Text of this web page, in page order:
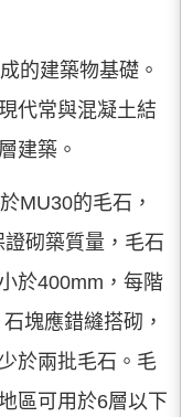
的建築物基礎。
代常與混凝土結
建築。
MU30的毛石，
砌築質量，毛石
於400mm，每階
塊應錯縫搭砌，
於兩批毛石。毛
區可用於6層以下